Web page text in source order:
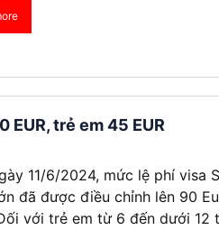
trẻ em 45 EUR
11/6/2024, mức lệ phí visa
đã được điều chỉnh lên 90
với trẻ em từ 6 đến dưới 12
Quan Ho
2026